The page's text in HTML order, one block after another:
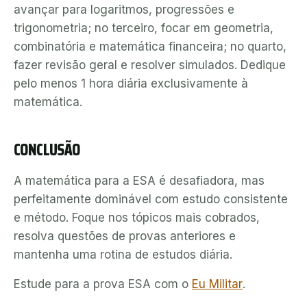
avançar para logaritmos, progressões e
trigonometria; no terceiro, focar em geometria,
combinatória e matemática financeira; no quarto,
fazer revisão geral e resolver simulados. Dedique
pelo menos 1 hora diária exclusivamente à
matemática.
CONCLUSÃO
A matemática para a ESA é desafiadora, mas
perfeitamente dominável com estudo consistente
e método. Foque nos tópicos mais cobrados,
resolva questões de provas anteriores e
mantenha uma rotina de estudos diária.
Estude para a prova ESA com o Eu Militar.